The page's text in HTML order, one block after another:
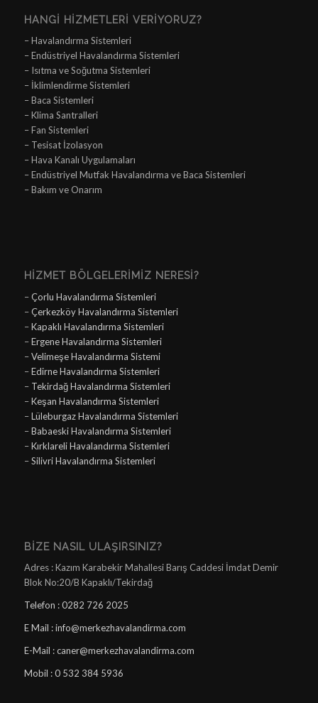
HANGI HIZMETLERI VERIYORUZ?
– Havalandırma Sistemleri
– Endüstriyel Havalandırma Sistemleri
– Isıtma ve Soğutma Sistemleri
– İklimlendirme Sistemleri
– Baca Sistemleri
– Klima Santralleri
– Fan Sistemleri
– Tesisat İzolasyon
– Hava Kanalı Uygulamaları
– Endüstriyel Mutfak Havalandırma ve Baca Sistemleri
– Bakım ve Onarım
HIZMET BÖLGELERIMIZ NERESI?
–Çorlu Havalandırma Sistemleri
–Çerkezköy Havalandırma Sistemleri
–Kapaklı Havalandırma Sistemleri
–Ergene Havalandırma Sistemleri
–Velimeşe Havalandırma Sistemi
–Edirne Havalandırma Sistemleri
– Tekirdağ Havalandırma Sistemleri
–Keşan Havalandırma Sistemleri
–Lüleburgaz Havalandırma Sistemleri
–Babaeski Havalandırma Sistemleri
–Kırklareli Havalandırma Sistemleri
–Silivri Havalandırma Sistemleri
BIZE NASIL ULAŞIRSINIZ?
Adres : Kazım Karabekir Mahallesi Barış Caddesi İmdat Demir
Blok No:20/B Kapaklı/Tekirdağ
Telefon : 0282 726 2025
E Mail : info@merkezhavalandirma.com
E-Mail : caner@merkezhavalandirma.com
Mobil : 0 532 384 5936